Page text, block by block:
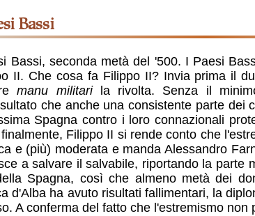
Bassi
Bassi, seconda metà del '500. I Paesi
II. Che cosa fa Filippo II? Invia prima il
manu militarila rivolta. Senza il
che anche una consistente parte dei
Spagna contro i loro connazionali
Filippo II si rende conto che
e (più) moderata e manda Alessandro
a salvare il salvabile, riportando la parte
Spagna, così che almeno metà dei
d'Alba ha avuto risultati fallimentari, la
A conferma del fatto che l'estremismo non